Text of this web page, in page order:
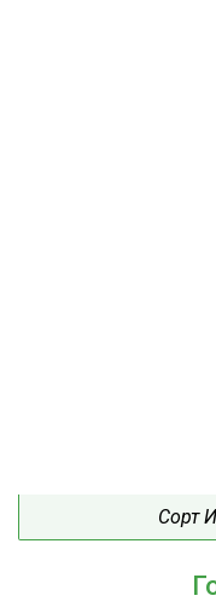
Сорт